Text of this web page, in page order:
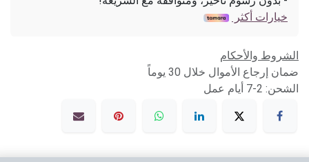
خيارات أكثر
الشروط والأحكام
ضمان إرجاع الأموال خلال 30 يوماً
الشحن: 2-7 أيام عمل